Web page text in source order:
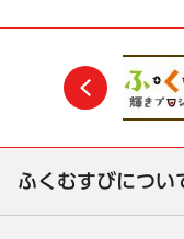
前
ふくむすびについ